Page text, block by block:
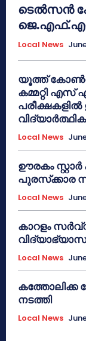
ടെൽസൻ
Local News
യൂത്ത്
കമ്മറ്റി
പരീക്ഷകളിൽ
Local News
ഊരകം
പുരസ്‌ക്കാര
Local News
കാറളം
Local News
നടത്തി
Local News